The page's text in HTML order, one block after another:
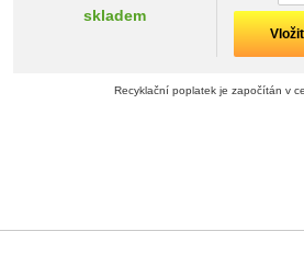
skladem
Recyklační poplatek je započítán v